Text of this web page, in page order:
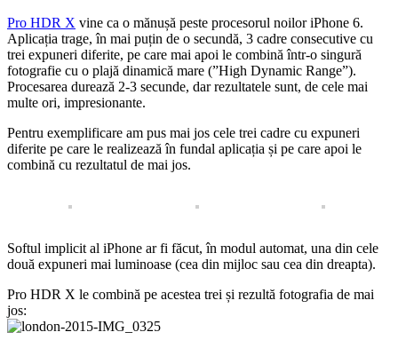
Pro HDR X vine ca o mănușă peste procesorul noilor iPhone 6.
Aplicația trage, în mai puțin de o secundă, 3 cadre consecutive cu
trei expuneri diferite, pe care mai apoi le combină într-o singură
fotografie cu o plajă dinamică mare (”High Dynamic Range”).
Procesarea durează 2-3 secunde, dar rezultatele sunt, de cele mai
multe ori, impresionante.
Pentru exemplificare am pus mai jos cele trei cadre cu expuneri
diferite pe care le realizează în fundal aplicația și pe care apoi le
combină cu rezultatul de mai jos.
Softul implicit al iPhone ar fi făcut, în modul automat, una din cele
două expuneri mai luminoase (cea din mijloc sau cea din dreapta).
Pro HDR X le combină pe acestea trei și rezultă fotografia de mai
jos: